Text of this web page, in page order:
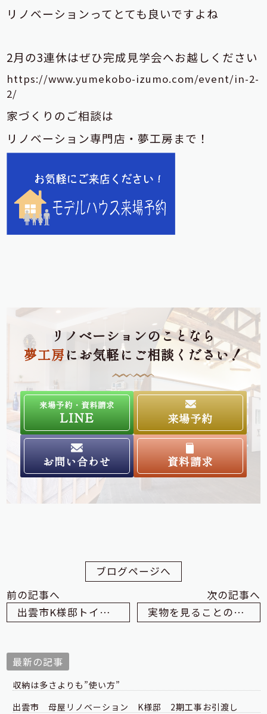
リノベーションってとても良いですよね
2月の3連休はぜひ完成見学会へお越しください
https://www.yumekobo-izumo.com/event/in-2-
2/
家づくりのご相談は
リノベーション専門店・夢工房まで！
リノベーションのことなら
夢工房にお気軽にご相談ください！
来場予約・資料請求
LINE 来場予約
お問い合わせ 資料請求
ブログページへ
前の記事へ
出雲市K様邸トイレ改修工事
次の記事へ
実物を見ることの大切さ
最新の記事
収納は多さよりも”使い方”
出雲市 母屋リノベーション K様邸 2期工事お引渡し